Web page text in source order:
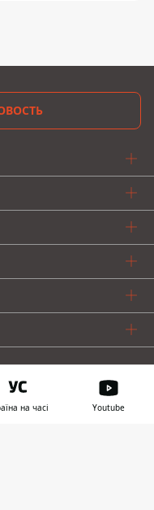
на часі Youtube